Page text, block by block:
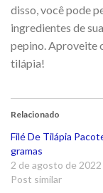
disso, você pode
ingredientes de
pepino. Aproveite
tilápia!
Relacionado
Filé De Tilápia
gramas
2 de agosto de 2022
Post similar